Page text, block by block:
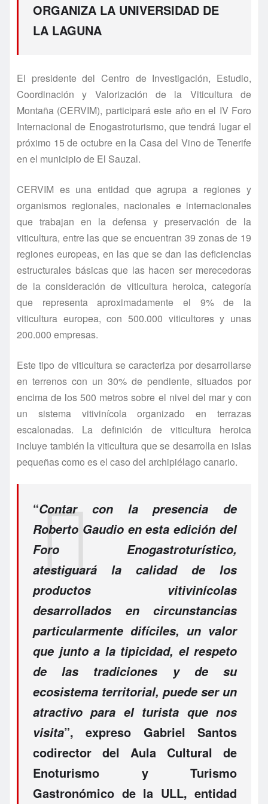
ORGANIZA LA UNIVERSIDAD DE
LA LAGUNA
El presidente del Centro de Investigación, Estudio,
Coordinación y Valorización de la Viticultura de
Montaña (CERVIM), participará este año en el IV Foro
Internacional de Enogastroturismo, que tendrá lugar el
próximo 15 de octubre en la Casa del Vino de Tenerife
en el municipio de El Sauzal.
CERVIM es una entidad que agrupa a regiones y
organismos regionales, nacionales e internacionales
que trabajan en la defensa y preservación de la
viticultura, entre las que se encuentran 39 zonas de 19
regiones europeas, en las que se dan las deficiencias
estructurales básicas que las hacen ser merecedoras
de la consideración de viticultura heroica, categoría
que representa aproximadamente el 9% de la
viticultura europea, con 500.000 viticultores y unas
200.000 empresas.
Este tipo de viticultura se caracteriza por desarrollarse
en terrenos con un 30% de pendiente, situados por
encima de los 500 metros sobre el nivel del mar y con
un sistema vitivinícola organizado en terrazas
escalonadas. La definición de viticultura heroica
incluye también la viticultura que se desarrolla en islas
pequeñas como es el caso del archipiélago canario.
“Contar con la presencia de
Roberto Gaudio en esta edición del
Foro Enogastroturístico,
atestiguará la calidad de los
productos vitivinícolas
desarrollados en circunstancias
particularmente difíciles, un valor
que junto a la tipicidad, el respeto
de las tradiciones y de su
ecosistema territorial, puede ser un
atractivo para el turista que nos
visita”, expreso Gabriel Santos
codirector del Aula Cultural de
Enoturismo y Turismo
Gastronómico de la ULL, entidad